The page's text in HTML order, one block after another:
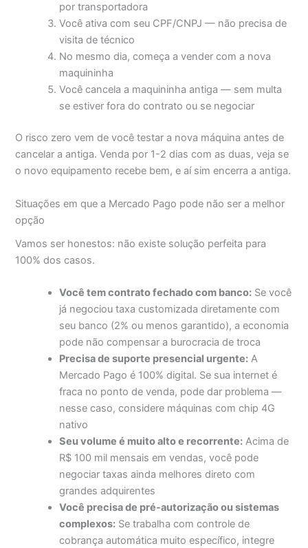
por transportadora
Você ativa com seu CPF/CNPJ — não precisa de
visita de técnico
No mesmo dia, começa a vender com a nova
maquininha
Você cancela a maquininha antiga — sem multa
se estiver fora do contrato ou se negociar
O risco zero vem de você testar a nova máquina antes de
cancelar a antiga. Venda por 1-2 dias com as duas, veja se
o novo equipamento recebe bem, e aí sim encerra a antiga.
Situações em que a Mercado Pago pode não ser a melhor
opção
Vamos ser honestos: não existe solução perfeita para
100% dos casos.
Você tem contrato fechado com banco: Se você
já negociou taxa customizada diretamente com
seu banco (2% ou menos garantido), a economia
pode não compensar a burocracia de troca
Precisa de suporte presencial urgente: A
Mercado Pago é 100% digital. Se sua internet é
fraca no ponto de venda, pode dar problema —
nesse caso, considere máquinas com chip 4G
nativo
Seu volume é muito alto e recorrente: Acima de
R$ 100 mil mensais em vendas, você pode
negociar taxas ainda melhores direto com
grandes adquirentes
Você precisa de pré-autorização ou sistemas
complexos: Se trabalha com controle de
cobrança automática muito específico, integre